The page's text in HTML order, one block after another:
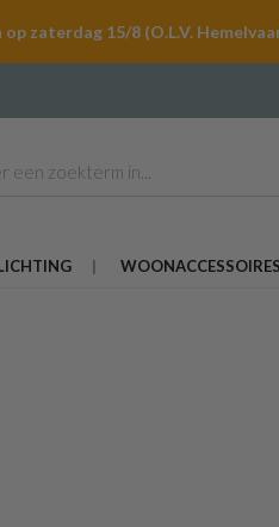
zaterdag 15/8 (O.L.V.
WOONACCESSOIRES